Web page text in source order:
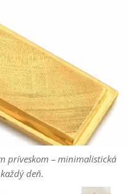
príveskom – minimalistická
deň.
príveskom – minimalistická
deň.
príveskom – minimalistická
deň.
príveskom – minimalistická
deň.
príveskom – minimalistická
deň.
príveskom – minimalistická
deň.